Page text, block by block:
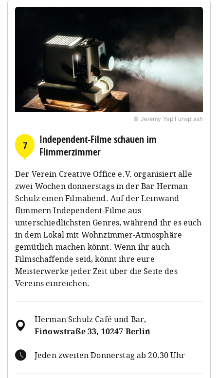
© Jeremy Yap I unsplash
7
Independent-Filme schauen im
Flimmerzimmer
Der Verein Creative Office e.V. organisiert alle
zwei Wochen donnerstags in der Bar Herman
Schulz einen Filmabend. Auf der Leinwand
flimmern Independent-Filme aus
unterschiedlichsten Genres, während ihr es euch
in dem Lokal mit Wohnzimmer-Atmosphäre
gemütlich machen könnt. Wenn ihr auch
Filmschaffende seid, könnt ihre eure
Meisterwerke jeder Zeit über die Seite des
Vereins einreichen.
Herman Schulz Café und Bar,
Finowstraße 33, 10247 Berlin
Jeden zweiten Donnerstag ab 20.30 Uhr